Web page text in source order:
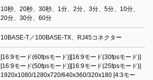
10秒、20秒、30秒、1分、2分、3分、5分、10分、
20分、30分、60分
10BASE-T／100BASE-TX、RJ45コネクター
[16:9モード(60fpsモード)][16:9モード(30fpsモード)]
[16:9モード(50fpsモード)][16:9モード(25fpsモード)]
1920x1080/1280x720/640x360/320x180 [4:3モー